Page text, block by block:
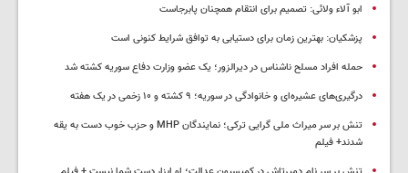
ابو آلاء ولائی: تصمیم برای انتقام همچنان پابرجاست
پزشکیان‌: بهترین زمان برای دستیابی به توافق شرایط کنونی است
حمله افراد مسلح ناشناس در دیرالزور؛ یک عضو وزارت دفاع سوریه کشته شد
درگیری‌های عشیره‌ای و خانوادگی در سوریه؛ ۹ کشته و ۱۰ زخمی در یک هفته
تنش بر سر میراث ملی گرایی ترکی؛ نمایندگان MHP و حزب خوب دست به یقه
شدند+ فیلم